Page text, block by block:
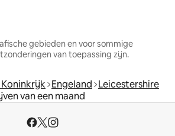
gebieden en voor sommige
van toepassing zijn.
Engeland Leicestershire
van een maand